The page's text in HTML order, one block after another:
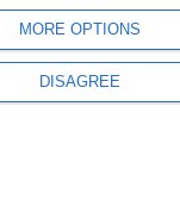
MORE OPTIONS
DISAGREE